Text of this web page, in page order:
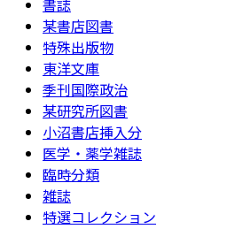
書誌
某書店図書
特殊出版物
東洋文庫
季刊国際政治
某研究所図書
小沼書店挿入分
医学・薬学雑誌
臨時分類
雑誌
特選コレクション